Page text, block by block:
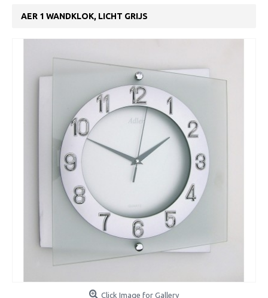
AER 1 WANDKLOK, LICHT GRIJS
Click Image for Gallery